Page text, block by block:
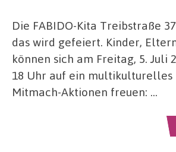
Die FABIDO-Kita Treibstraße
das wird gefeiert. Kinder,
können sich am Freitag, 5. Juli
18 Uhr auf ein multikulturelles
Mitmach-Aktionen freuen: …